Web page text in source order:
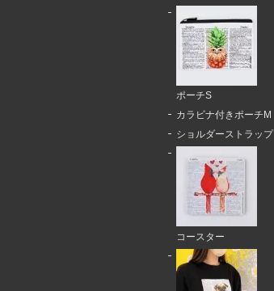
ポーチS
カラビナ付きポーチM
ショルダーストラップ
コースター